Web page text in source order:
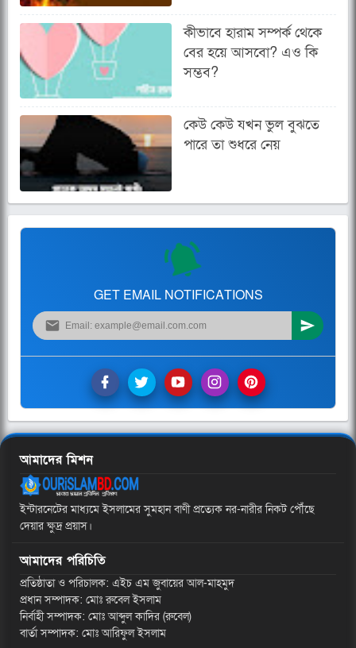
কীভাবে হারাম সম্পর্ক থেকে
বের হয়ে আসবো? এও কি
সম্ভব?
কেউ কেউ যখন ভুল বুঝতে
পারে তা শুধরে নেয়
GET EMAIL NOTIFICATIONS
আমাদের মিশন
ইন্টারনেটের মাধ্যমে ইসলামের সুমহান বাণী প্রত্যেক নর-নারীর নিকট পৌঁছে
দেয়ার ক্ষুদ্র প্রয়াস।
আমাদের পরিচিতি
প্রতিষ্ঠাতা ও পরিচালক: এইচ এম জুবায়ের আল-মাহমুদ
প্রধান সম্পাদক: মোঃ রুবেল ইসলাম
নির্বাহী সম্পাদক: মোঃ আব্দুল কাদির (রুবেল)
বার্তা সম্পাদক: মোঃ আরিফুল ইসলাম